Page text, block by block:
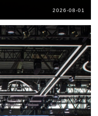
2026-08-01